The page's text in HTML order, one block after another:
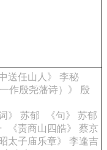
中送任山人》 李秘
作殷尧藩诗）》 殷
》 苏郁
《句》 苏郁
《责商山四皓》 蔡京
太子庙乐章》 李逢吉